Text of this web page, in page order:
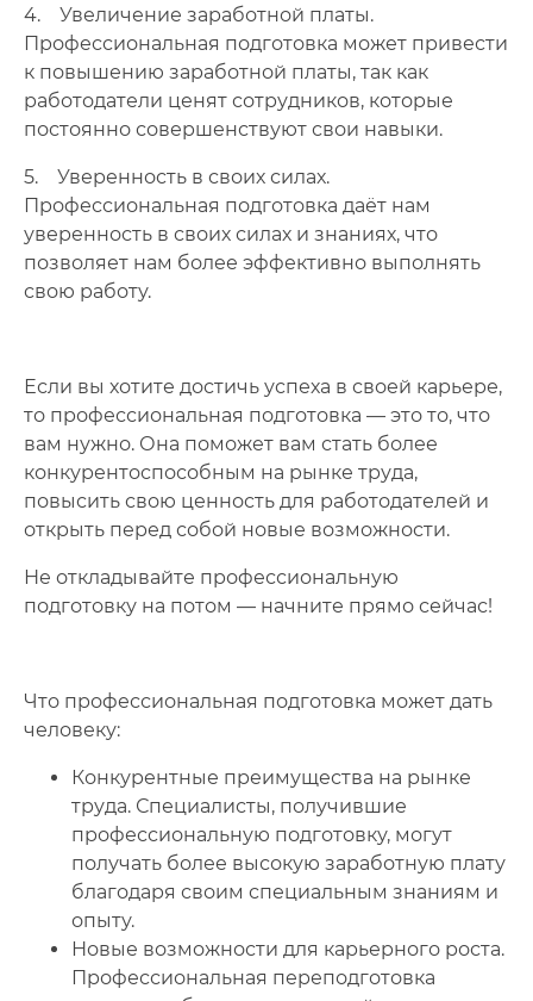
4. Увеличение заработной платы.
Профессиональная подготовка может привести
к повышению заработной платы, так как
работодатели ценят сотрудников, которые
постоянно совершенствуют свои навыки.
5. Уверенность в своих силах.
Профессиональная подготовка даёт нам
уверенность в своих силах и знаниях, что
позволяет нам более эффективно выполнять
свою работу.
Если вы хотите достичь успеха в своей карьере,
то профессиональная подготовка — это то, что
вам нужно. Она поможет вам стать более
конкурентоспособным на рынке труда,
повысить свою ценность для работодателей и
открыть перед собой новые возможности.
Не откладывайте профессиональную
подготовку на потом — начните прямо сейчас!
Что профессиональная подготовка может дать
человеку:
Конкурентные преимущества на рынке
труда. Специалисты, получившие
профессиональную подготовку, могут
получать более высокую заработную плату
благодаря своим специальным знаниям и
опыту.
Новые возможности для карьерного роста.
Профессиональная переподготовка